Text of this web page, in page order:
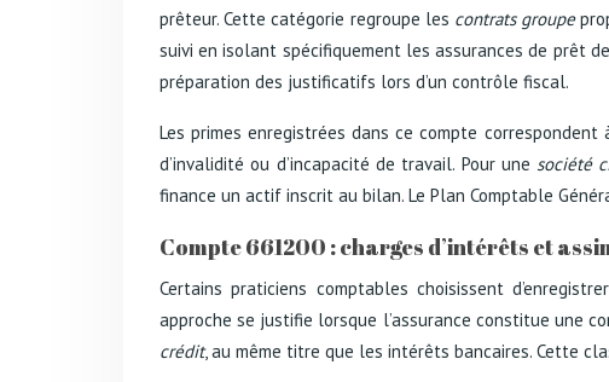
prêteur. Cette catégorie regroupe les contrats groupe
suivi en isolant spécifiquement les assurances de prêt
préparation des justificatifs lors d’un contrôle fiscal.
Les primes enregistrées dans ce compte
d’invalidité ou d’incapacité de travail. Pour unesociété
finance un actif inscrit au bilan. Le Plan Comptable
Compte 661200 : charges d’intérêts et
Certains praticiens comptables choisissent
approche se justifie lorsque l’assurance constitue une
crédit, au même titre que les intérêts bancaires. Cette